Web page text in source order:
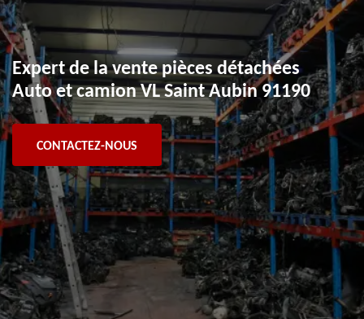
Expert de la vente pièces détachées
Auto et camion VL Saint Aubin 91190
CONTACTEZ-NOUS